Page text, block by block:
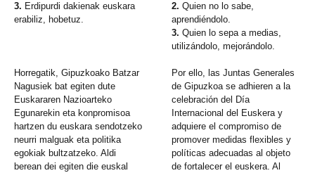
3. Erdipurdi dakienak euskara
erabiliz, hobetuz.
2. Quien no lo sabe,
aprendiéndolo.
3. Quien lo sepa a medias,
utilizándolo, mejorándolo.
Horregatik, Gipuzkoako Batzar
Nagusiek bat egiten dute
Euskararen Nazioarteko
Egunarekin eta konpromisoa
hartzen du euskara sendotzeko
neurri malguak eta politika
egokiak bultzatzeko. Aldi
berean dei egiten die euskal
Por ello, las Juntas Generales
de Gipuzkoa se adhieren a la
celebración del Día
Internacional del Euskera y
adquiere el compromiso de
promover medidas flexibles y
políticas adecuadas al objeto
de fortalecer el euskera. Al